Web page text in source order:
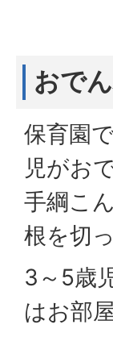
おで
保育園
児がお
手綱こ
根を切
3～5歳
はお部